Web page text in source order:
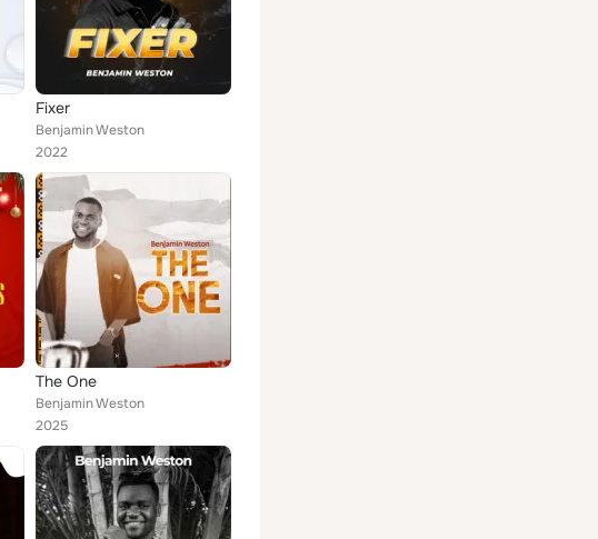
Fixer
Benjamin Weston
2022
The One
Benjamin Weston
2025